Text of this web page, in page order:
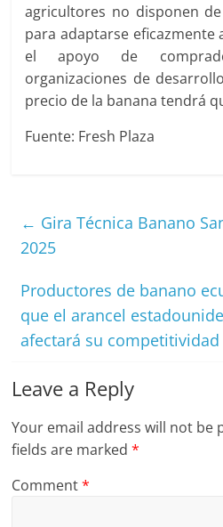
agricultores no disponen
para adaptarse eficazmente
el apoyo de
organizaciones de
precio de la banana tendrá
Fuente: Fresh Plaza
← Gira Técnica Banano
2025
Productores de banano
que el arancel
afectará su competitividad
Leave a Reply
Your email address will not be
fields are marked*
Comment*